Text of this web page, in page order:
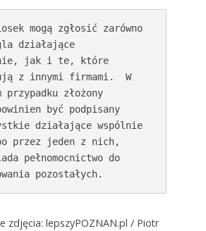
mogą zgłosić zarówno
działające
jak i te, które
z innymi firmami.  W
przypadku złożony
być podpisany
działające wspólnie
przez jeden z nich,
pełnomocnictwo do
pozostałych.
zdjęcia: lepszyPOZNAN.pl / Piotr